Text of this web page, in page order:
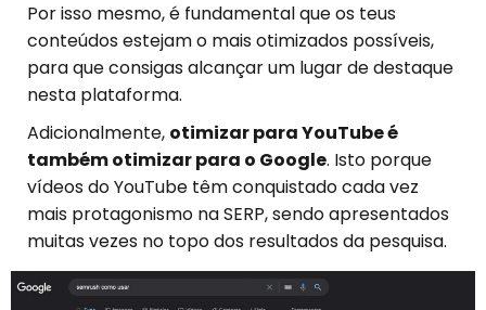
Por isso mesmo, é fundamental que os teus
conteúdos estejam o mais otimizados possíveis,
para que consigas alcançar um lugar de destaque
nesta plataforma.
Adicionalmente, otimizar para YouTube é
também otimizar para o Google. Isto porque
vídeos do YouTube têm conquistado cada vez
mais protagonismo na SERP, sendo apresentados
muitas vezes no topo dos resultados da pesquisa.